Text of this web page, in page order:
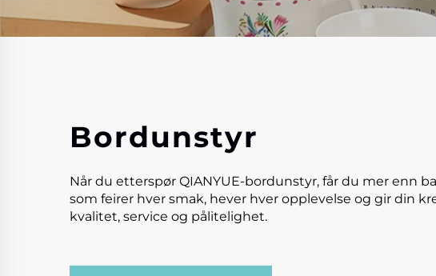
Bordunstyr
Når du etterspør QIANYUE-bordunstyr, får du mer enn
som feirer hver smak, hever hver opplevelse og gir din
kvalitet, service og pålitelighet.